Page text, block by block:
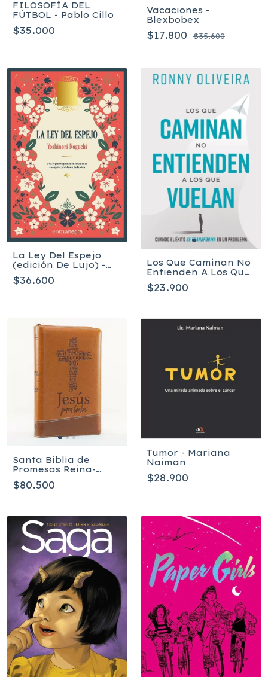
FILOSOFÍA DEL
FÚTBOL - Pablo Cillo
$35.000
Vacaciones -
Blexbobex
$17.800 $35.600
La Ley Del Espejo
(edición De Lujo) -
Noguchi Yoshinori
$36.600
Los Que Caminan No
Entienden A Los Que
Vuelan - Ronny
Oliveira
$23.900
Santa Biblia de
Promesas Reina-
Valera 1960
$80.500
Tumor - Mariana
Naiman
$28.900